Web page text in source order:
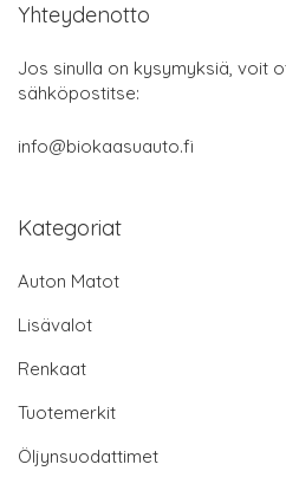
Yhteydenotto
Jos sinulla on kysymyksiä, voit
sähköpostitse:
info@biokaasuauto.fi
Kategoriat
Auton Matot
Lisävalot
Renkaat
Tuotemerkit
Öljynsuodattimet